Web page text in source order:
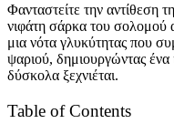
Φανταστείτε την αντίθεση
νιφάτη σάρκα του
μια νότα γλυκύτητας που
ψαριού, δημιουργώντας
δύσκολα ξεχνιέται.
Table of Contents